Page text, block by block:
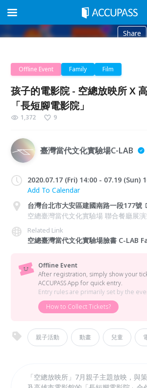
Share
Offline Event Family Film
孩子的電影院 - 空總放映所 X
「長短腳電影院」
1,372 9
臺灣當代文化實驗場C-LAB
2020.07.17 (Fri) 14:00 - 07.19 (Sun)
Add To Calendar
台灣台北市大安區建國南路一段177號
空總臺灣當代文化實驗場 聯合餐廳展
Related Link
空總臺灣當代文化實驗場臉書 C-LAB
Offline Event
After registration, simply show your
ACCUPASS App for quick entry.
Entry rules are primarily set by the
How to Collect Tickets?
親子活動 動畫 兒童
「空總放映所」7月親子主題放映，與